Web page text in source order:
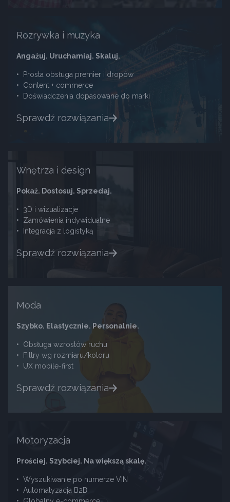
Rozrywka i muzyka
Angażuj. Uruchamiaj. Skaluj.
•
Prosta obsługa premier i dropów
•
Content + commerce
•
Doświadczenia dopasowane do marki
Sprawdź rozwiązania
Wnętrza i design
Pokaż. Dostosuj. Sprzedaj.
•
3D i wizualizacje
•
Zamówienia indywidualne
•
Integracja z logistyką
Sprawdź rozwiązania
Moda
Szybko. Elastycznie. Personalnie.
•
Obsługa wzrostów ruchu
•
Filtry wg rozmiaru/koloru
•
UX mobile-first
Sprawdź rozwiązania
Motoryzacja
Prościej. Szybciej. Na większą skalę.
• Wyszukiwanie po numerze VIN
• Automatyzacja B2B